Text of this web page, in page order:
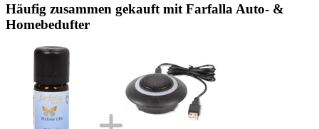
Häufig zusammen gekauft mit Farfalla Auto- &
Homebedufter